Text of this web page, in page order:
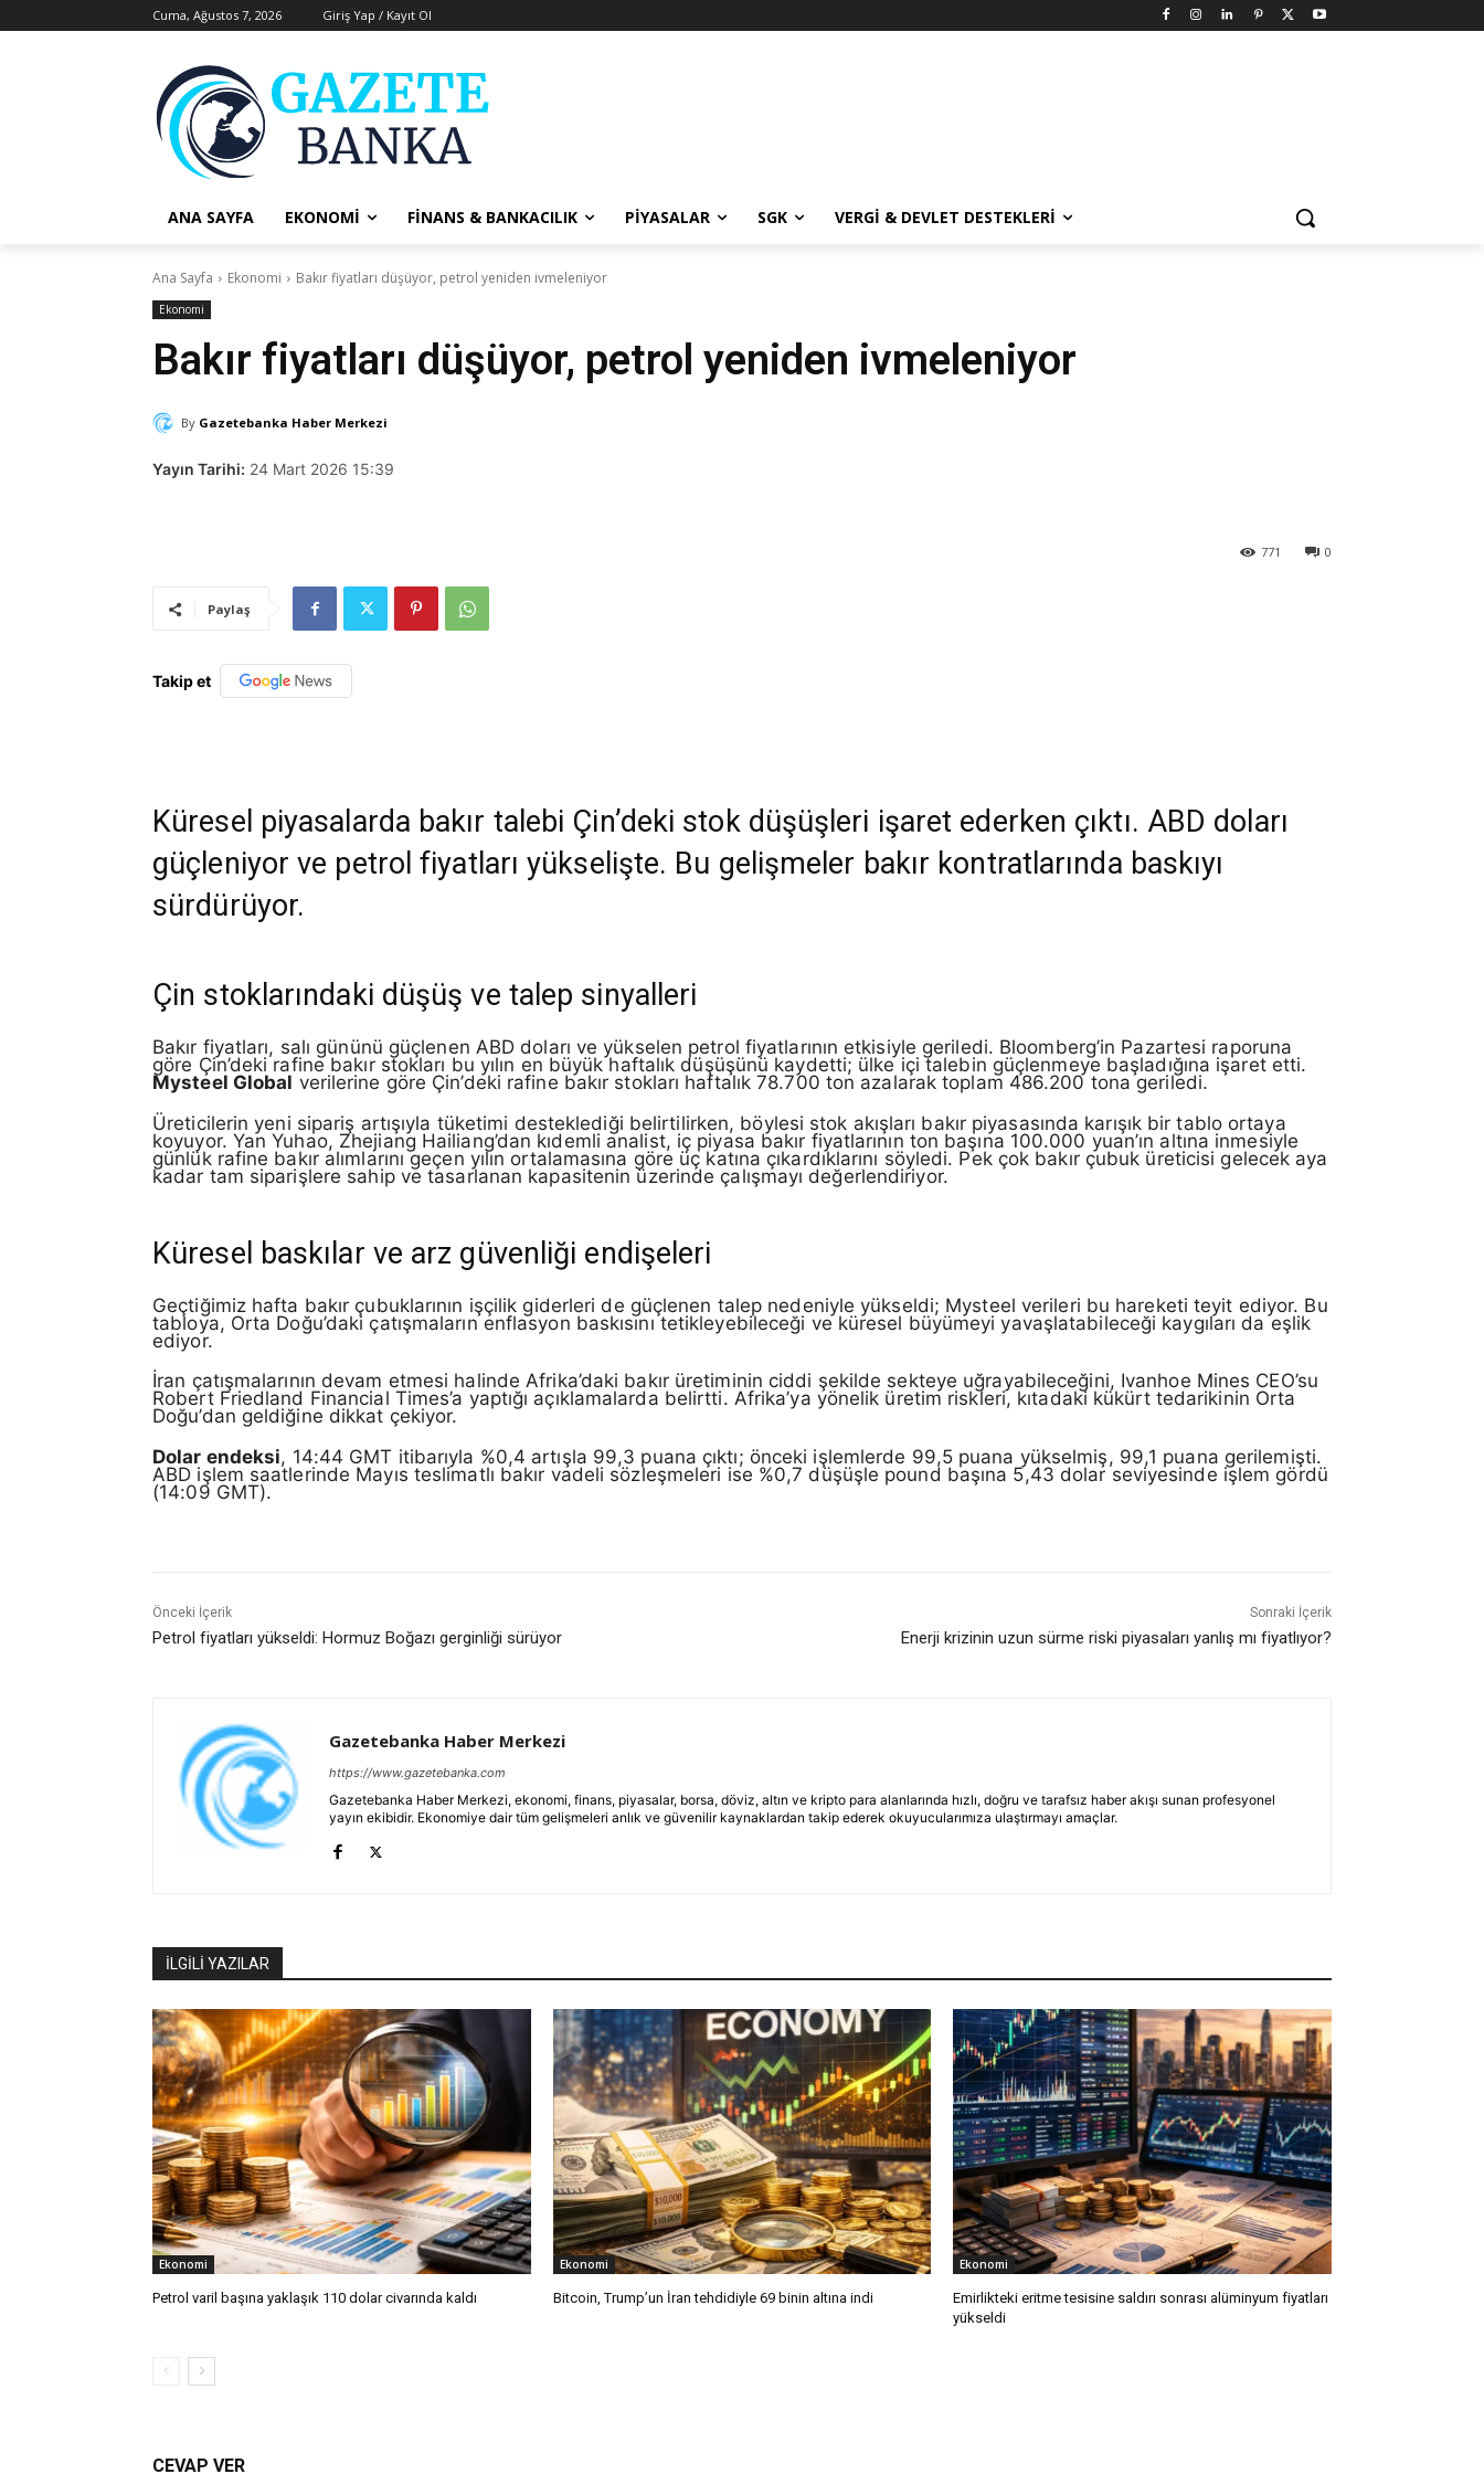
Cuma, Ağustos 7, 2026 Giriş Yap / Kayıt Ol
ANA SAYFA EKONOMI FINANS & BANKACILIK PIYASALAR SGK VERGI & DEVLET DESTEKLERI
Ana Sayfa Ekonomi Bakır fiyatları düşüyor, petrol yeniden ivmeleniyor
Ekonomi
Bakır fiyatları düşüyor, petrol yeniden ivmeleniyor
By Gazetebanka Haber Merkezi
Yayın Tarihi: 24 Mart 2026 15:39
0
771
Paylaş
Takip et
Küresel piyasalarda bakır talebi Çin’deki stok düşüşleri işaret ederken çıktı. ABD doları
güçleniyor ve petrol fiyatları yükselişte. Bu gelişmeler bakır kontratlarında baskıyı
sürdürüyor.
Çin stoklarındaki düşüş ve talep sinyalleri
Bakır fiyatları, salı gününü güçlenen ABD doları ve yükselen petrol fiyatlarının etkisiyle geriledi. Bloomberg’in Pazartesi raporuna
göre Çin’deki rafine bakır stokları bu yılın en büyük haftalık düşüşünü kaydetti; ülke içi talebin güçlenmeye başladığına işaret etti.
Mysteel Global verilerine göre Çin’deki rafine bakır stokları haftalık 78.700 ton azalarak toplam 486.200 tona geriledi.
Üreticilerin yeni sipariş artışıyla tüketimi desteklediği belirtilirken, böylesi stok akışları bakır piyasasında karışık bir tablo ortaya
koyuyor. Yan Yuhao, Zhejiang Hailiang’dan kıdemli analist, iç piyasa bakır fiyatlarının ton başına 100.000 yuan’ın altına inmesiyle
günlük rafine bakır alımlarını geçen yılın ortalamasına göre üç katına çıkardıklarını söyledi. Pek çok bakır çubuk üreticisi gelecek aya
kadar tam siparişlere sahip ve tasarlanan kapasitenin üzerinde çalışmayı değerlendiriyor.
Küresel baskılar ve arz güvenliği endişeleri
Geçtiğimiz hafta bakır çubuklarının işçilik giderleri de güçlenen talep nedeniyle yükseldi; Mysteel verileri bu hareketi teyit ediyor. Bu
tabloya, Orta Doğu’daki çatışmaların enflasyon baskısını tetikleyebileceği ve küresel büyümeyi yavaşlatabileceği kaygıları da eşlik
ediyor.
İran çatışmalarının devam etmesi halinde Afrika’daki bakır üretiminin ciddi şekilde sekteye uğrayabileceğini, Ivanhoe Mines CEO’su
Robert Friedland Financial Times’a yaptığı açıklamalarda belirtti. Afrika’ya yönelik üretim riskleri, kıtadaki kükürt tedarikinin Orta
Doğu’dan geldiğine dikkat çekiyor.
Dolar endeksi, 14:44 GMT itibarıyla %0,4 artışla 99,3 puana çıktı; önceki işlemlerde 99,5 puana yükselmiş, 99,1 puana gerilemişti.
ABD işlem saatlerinde Mayıs teslimatlı bakır vadeli sözleşmeleri ise %0,7 düşüşle pound başına 5,43 dolar seviyesinde işlem gördü
(14:09 GMT).
Önceki İçerik
Petrol fiyatları yükseldi: Hormuz Boğazı gerginliği sürüyor
Sonraki İçerik
Enerji krizinin uzun sürme riski piyasaları yanlış mı fiyatlıyor?
Gazetebanka Haber Merkezi
https://www.gazetebanka.com
Gazetebanka Haber Merkezi, ekonomi, finans, piyasalar, borsa, döviz, altın ve kripto para alanlarında hızlı, doğru ve tarafsız haber akışı sunan profesyonel
yayın ekibidir. Ekonomiye dair tüm gelişmeleri anlık ve güvenilir kaynaklardan takip ederek okuyucularımıza ulaştırmayı amaçlar.
İLGİLİ YAZILAR
Ekonomi
Petrol varil başına yaklaşık 110 dolar civarında kaldı
Ekonomi
Bitcoin, Trump’un İran tehdidiyle 69 binin altına indi
Ekonomi
Emirlikteki eritme tesisine saldırı sonrası alüminyum fiyatları
yükseldi
CEVAP VER